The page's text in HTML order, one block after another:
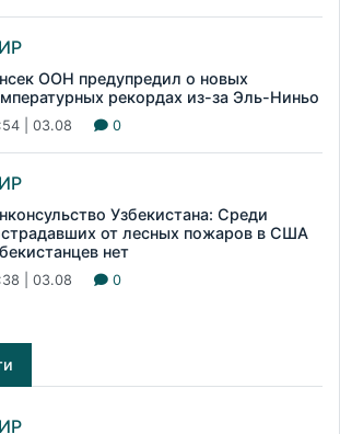
ООН предупредил о новых
рекордах из-за Эль-Ниньо
| 03.08 0
Узбекистана: Среди
от лесных пожаров в США
нет
| 03.08 0